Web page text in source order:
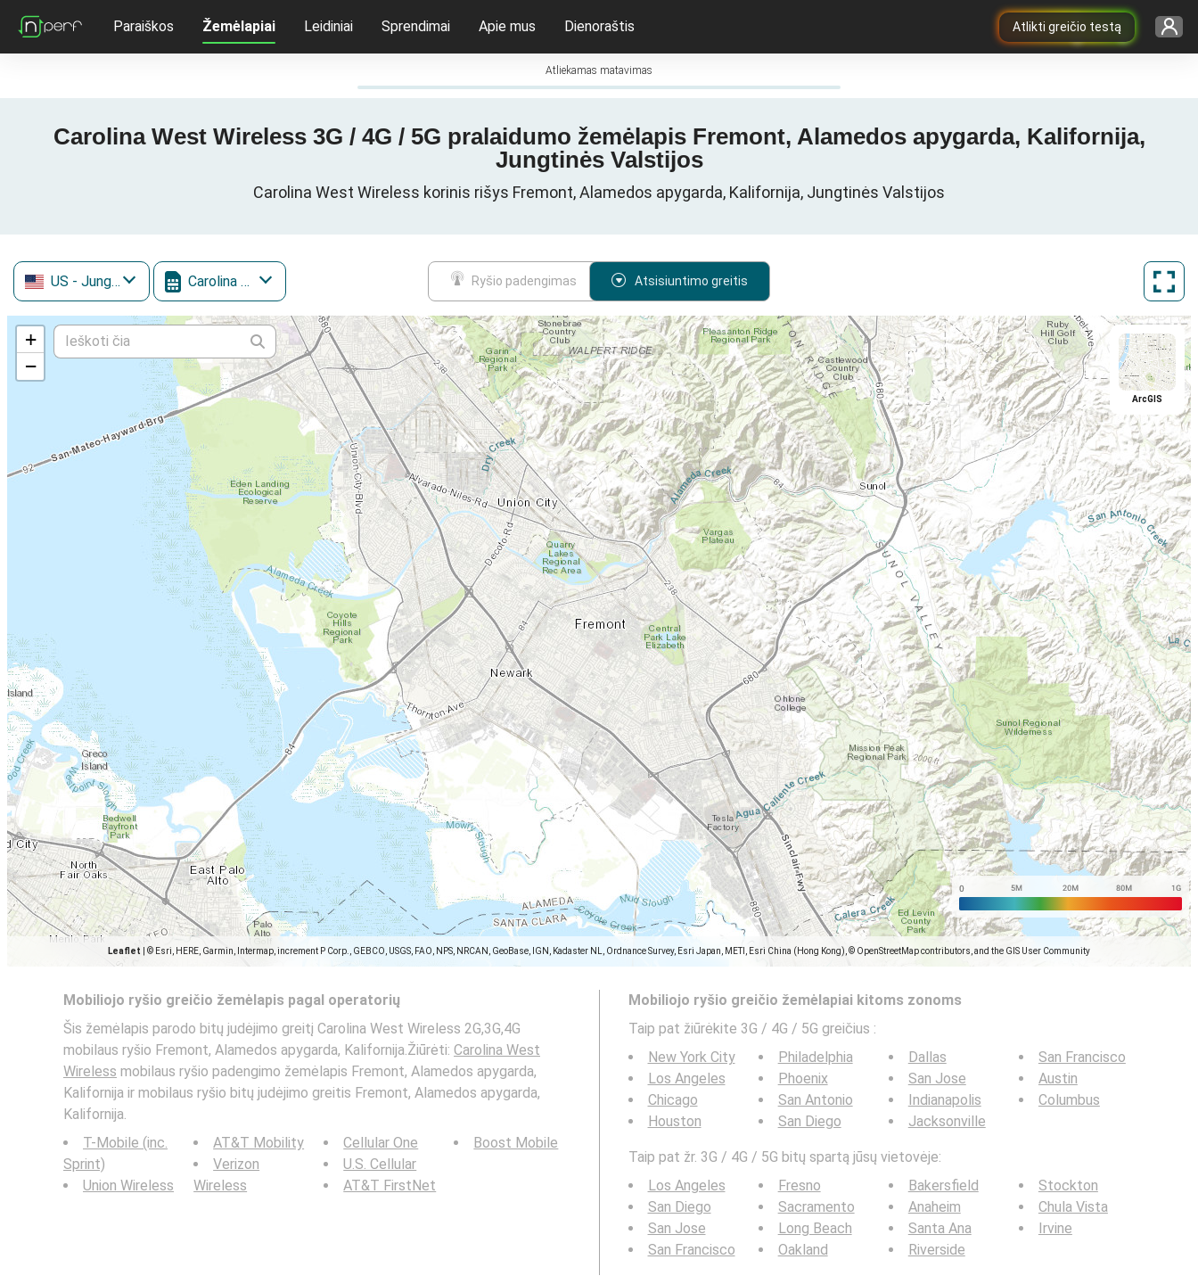
Atlikti greičio testą
Paraiškos Žemėlapiai Leidiniai Sprendimai Apie mus Dienoraštis
Atliekamas matavimas
Carolina West Wireless 3G / 4G / 5G pralaidumo žemėlapis Fremont, Alamedos apygarda, Kalifornija,
Jungtinės Valstijos
Carolina West Wireless korinis rišys Fremont, Alamedos apygarda, Kalifornija, Jungtinės Valstijos
US - Jungtinės Valstijos Carolina West Wireless Ryšio padengimas Atsisiuntimo greitis
+
−
Leaflet © Esri, HERE, Garmin, Intermap, increment P Corp., GEBCO, USGS, FAO, NPS, NRCAN, GeoBase, IGN, Kadaster NL, Ordnance Survey, Esri Japan, METI, Esri China (Hong Kong), © OpenStreetMap contributors, and the GIS User Community
ArcGIS
Mobiliojo ryšio greičio žemėlapis pagal operatorių
Šis žemėlapis parodo bitų judėjimo greitį Carolina West Wireless 2G,3G,4G
mobilaus ryšio Fremont, Alamedos apygarda, Kalifornija.Žiūrėti: Carolina West
Wireless mobilaus ryšio padengimo žemėlapis Fremont, Alamedos apygarda,
Kalifornija ir mobilaus ryšio bitų judėjimo greitis Fremont, Alamedos apygarda,
Kalifornija.
T-Mobile (inc.
Sprint)
Union Wireless
AT&T Mobility
Verizon
Wireless
Cellular One
U.S. Cellular
AT&T FirstNet
Boost Mobile
Mobiliojo ryšio greičio žemėlapiai kitoms zonoms
Taip pat žiūrėkite 3G / 4G / 5G greičius :
New York City
Los Angeles
Chicago
Houston
Philadelphia
Phoenix
San Antonio
San Diego
Dallas
San Jose
Indianapolis
Jacksonville
San Francisco
Austin
Columbus
Taip pat žr. 3G / 4G / 5G bitų spartą jūsų vietovėje:
Los Angeles
San Diego
San Jose
San Francisco
Fresno
Sacramento
Long Beach
Oakland
Bakersfield
Anaheim
Santa Ana
Riverside
Stockton
Chula Vista
Irvine